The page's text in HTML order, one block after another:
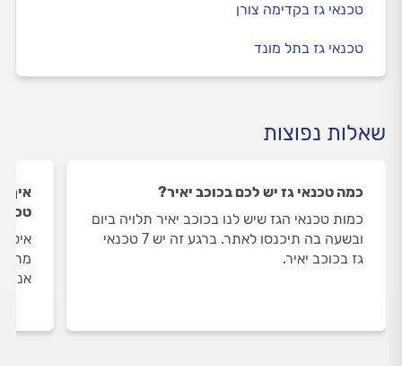
טכנאי גז בקדימה צורן
טכנאי גז בתל מונד
שאלות נפוצות
כמה טכנאי גז יש לכם בכוכב יאיר?
כמות טכנאי הגז שיש לנו בכוכב יאיר תלויה ביום
ובשעה בה תיכנסו לאתר. ברגע זה יש 7 טכנאי
גז בכוכב יאיר.
איך
אנו